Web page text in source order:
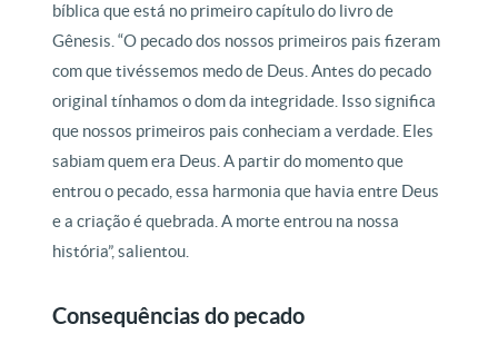
bíblica que está no primeiro capítulo do livro de
Gênesis. “O pecado dos nossos primeiros pais fizeram
com que tivéssemos medo de Deus. Antes do pecado
original tínhamos o dom da integridade. Isso significa
que nossos primeiros pais conheciam a verdade. Eles
sabiam quem era Deus. A partir do momento que
entrou o pecado, essa harmonia que havia entre Deus
e a criação é quebrada. A morte entrou na nossa
história”, salientou.
Consequências do pecado